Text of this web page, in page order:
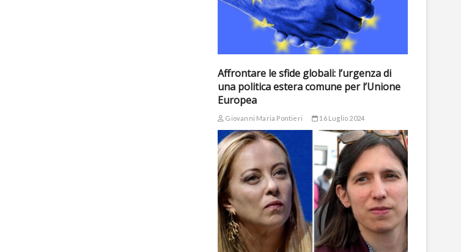
Affrontare le sfide globali: l’urgenza di
una politica estera comune per l’Unione
Europea
Giovanni Maria Pontieri 16 Luglio 2024